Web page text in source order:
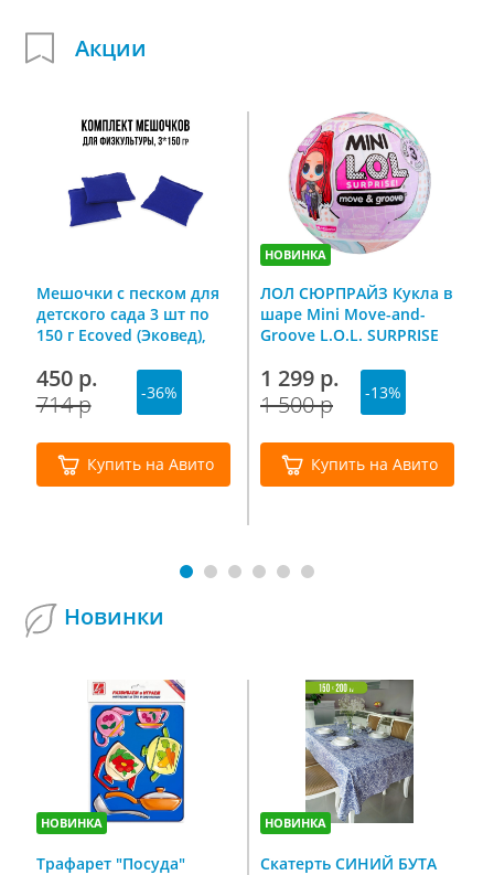
Акции
Мешочки с песком для
детского сада 3 шт по
150 г Ecoved (Эковед),
450 р.
714 р
-36%
Купить на Авито
НОВИНКА
ЛОЛ СЮРПРАЙЗ Кукла в
шаре Mini Move-and-
Groove L.O.L. SURPRISE
1 299 р.
1 500 р
-13%
Купить на Авито
Новинки
НОВИНКА
Трафарет "Посуда"
НОВИНКА
Скатерть СИНИЙ БУТА